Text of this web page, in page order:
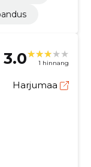
3.0 1 hinnang
Harjumaa